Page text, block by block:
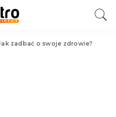
zadbać o swoje zdrowie?